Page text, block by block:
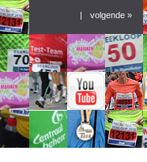
| volgende »